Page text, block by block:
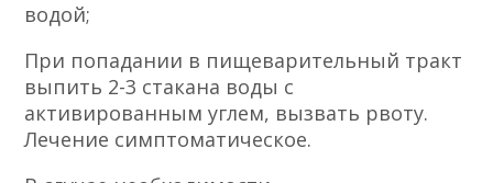
водой;
При попадании в пищеварительный тракт
выпить 2-3 стакана воды с
активированным углем, вызвать рвоту.
Лечение симптоматическое.